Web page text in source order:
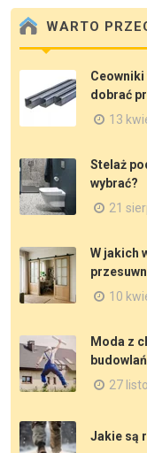
WARTO
dobrać
13
Stelaż
wybrać?
21
W jakich
10
Moda z
27
Jakie są